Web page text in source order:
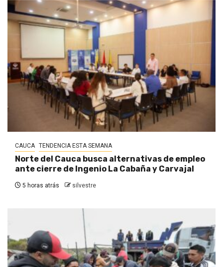
CAUCA TENDENCIA ESTA SEMANA
Norte del Cauca busca alternativas de empleo
ante cierre de Ingenio La Cabaña y Carvajal
5 horas atrás silvestre